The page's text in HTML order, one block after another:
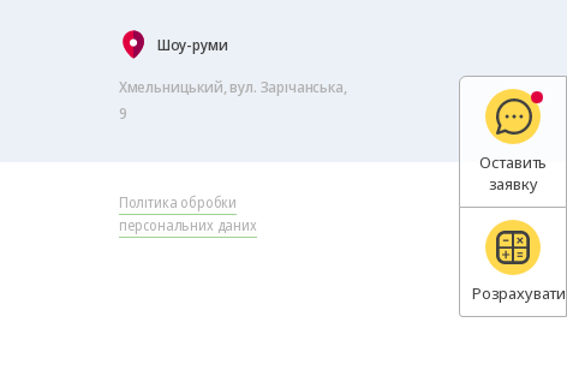
Шоу-руми
Хмельницький, вул. Зарічанська,
9
Політика обробки
персональних даних
Оставить
заявку
Розрахувати